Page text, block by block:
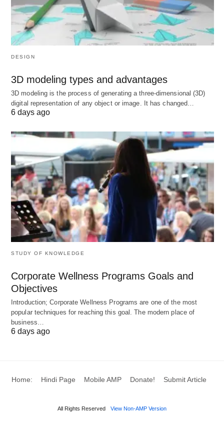
वित्तीय नियंत्रण: अर्थ, परिभाषा, उद्देश्य, महत्व और कदम, Financial Control: Meaning,
Definition, Objectives, Importance, and Steps. Image credit from
#Pixabay.
#वित्तीय नियंत्रण का महत्व:
वित्त किसी भी संगठन के लिए महत्वपूर्ण है और वित्तीय प्रबंधन वह
विज्ञान है जो वित्त के प्रबंधन से संबंधित है; हालांकि वित्तीय
प्रबंधन के उद्देश्यों को वित्त के उचित नियंत्रण के बिना प्राप्त नहीं
वित्तीय नियंत्रण के महत्व पर नीचे चर्चा की गई है:
वित्तीय अनुशासन:
गतिविधियों का समन्वय:
DESIGN
3D modeling types and advantages
3D modeling is the process of generating a three-dimensional (3D)
digital representation of any object or image. It has changed…
6 days ago
STUDY OF KNOWLEDGE
Corporate Wellness Programs Goals and
Objectives
Introduction; Corporate Wellness Programs are one of the most
popular techniques for reaching this goal. The modern place of
business…
6 days ago
Home: Hindi Page Mobile AMP Donate! Submit Article
All Rights Reserved View Non-AMP Version